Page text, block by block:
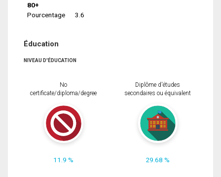
80+
Pourcentage
3.6
Éducation
NIVEAU D'ÉDUCATION
No
certificate/diploma/degree
11.9 %
Diplôme d'études
secondaires ou équivalent
29.68 %